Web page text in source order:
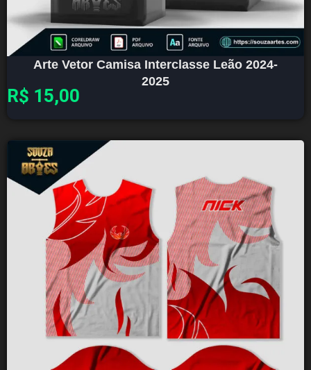
Arte Vetor Camisa Interclasse Leão 2024-
2025
R$ 15,00